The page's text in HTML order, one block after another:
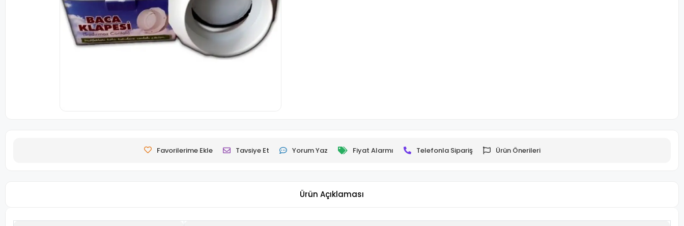
Favorilerime Ekle Tavsiye Et Yorum Yaz Fiyat Alarmı Telefonla Sipariş Ürün Önerileri
Ürün Açıklaması